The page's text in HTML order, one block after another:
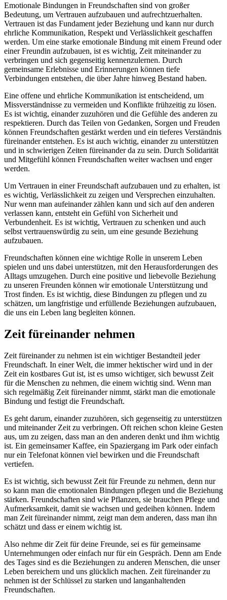
Emotionale Bindungen in Freundschaften sind von großer
Bedeutung, um Vertrauen aufzubauen und aufrechtzuerhalten.
Vertrauen ist das Fundament jeder Beziehung und kann nur durch
ehrliche Kommunikation, Respekt und Verlässlichkeit geschaffen
werden. Um eine starke emotionale Bindung mit einem Freund oder
einer Freundin aufzubauen, ist es wichtig, Zeit miteinander zu
verbringen und sich gegenseitig kennenzulernen. Durch
gemeinsame Erlebnisse und Erinnerungen können tiefe
Verbindungen entstehen, die über Jahre hinweg Bestand haben.
Eine offene und ehrliche Kommunikation ist entscheidend, um
Missverständnisse zu vermeiden und Konflikte frühzeitig zu lösen.
Es ist wichtig, einander zuzuhören und die Gefühle des anderen zu
respektieren. Durch das Teilen von Gedanken, Sorgen und Freuden
können Freundschaften gestärkt werden und ein tieferes Verständnis
füreinander entstehen. Es ist auch wichtig, einander zu unterstützen
und in schwierigen Zeiten füreinander da zu sein. Durch Solidarität
und Mitgefühl können Freundschaften weiter wachsen und enger
werden.
Um Vertrauen in einer Freundschaft aufzubauen und zu erhalten, ist
es wichtig, Verlässlichkeit zu zeigen und Versprechen einzuhalten.
Nur wenn man aufeinander zählen kann und sich auf den anderen
verlassen kann, entsteht ein Gefühl von Sicherheit und
Verbundenheit. Es ist wichtig, Vertrauen zu schenken und auch
selbst vertrauenswürdig zu sein, um eine gesunde Beziehung
aufzubauen.
Freundschaften können eine wichtige Rolle in unserem Leben
spielen und uns dabei unterstützen, mit den Herausforderungen des
Alltags umzugehen. Durch eine positive und liebevolle Beziehung
zu unseren Freunden können wir emotionale Unterstützung und
Trost finden. Es ist wichtig, diese Bindungen zu pflegen und zu
schätzen, um langfristige und erfüllende Beziehungen aufzubauen,
die uns ein Leben lang begleiten können.
Zeit füreinander nehmen
Zeit füreinander zu nehmen ist ein wichtiger Bestandteil jeder
Freundschaft. In einer Welt, die immer hektischer wird und in der
Zeit ein kostbares Gut ist, ist es umso wichtiger, sich bewusst Zeit
für die Menschen zu nehmen, die einem wichtig sind. Wenn man
sich regelmäßig Zeit füreinander nimmt, stärkt man die emotionale
Bindung und festigt die Freundschaft.
Es geht darum, einander zuzuhören, sich gegenseitig zu unterstützen
und miteinander Zeit zu verbringen. Oft reichen schon kleine Gesten
aus, um zu zeigen, dass man an den anderen denkt und ihm wichtig
ist. Ein gemeinsamer Kaffee, ein Spaziergang im Park oder einfach
nur ein Telefonat können viel bewirken und die Freundschaft
vertiefen.
Es ist wichtig, sich bewusst Zeit für Freunde zu nehmen, denn nur
so kann man die emotionalen Bindungen pflegen und die Beziehung
stärken. Freundschaften sind wie Pflanzen, sie brauchen Pflege und
Aufmerksamkeit, damit sie wachsen und gedeihen können. Indem
man Zeit füreinander nimmt, zeigt man dem anderen, dass man ihn
schätzt und dass er einem wichtig ist.
Also nehme dir Zeit für deine Freunde, sei es für gemeinsame
Unternehmungen oder einfach nur für ein Gespräch. Denn am Ende
des Tages sind es die Beziehungen zu anderen Menschen, die unser
Leben bereichern und uns glücklich machen. Zeit füreinander zu
nehmen ist der Schlüssel zu starken und langanhaltenden
Freundschaften.